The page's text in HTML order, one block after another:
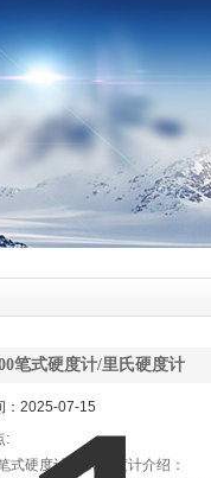
笔式硬度计/里氏硬度计
：2025-07-15
:
式硬度计/里氏硬度计介绍：